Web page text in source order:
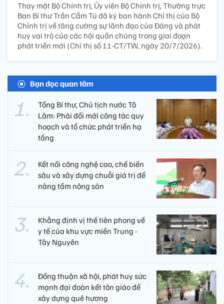
Thay mặt Bộ Chính trị, Ủy viên Bộ Chính trị, Thường trực
Ban Bí thư Trần Cẩm Tú đã ký ban hành Chỉ thị của Bộ
Chính trị về tăng cường sự lãnh đạo của Đảng và phát
huy vai trò của các hội quần chúng trong giai đoạn
phát triển mới (Chỉ thị số 11-CT/TW, ngày 20/7/2026).
Bạn đọc quan tâm
Tổng Bí thư, Chủ tịch nước Tô
Lâm: Phải đổi mới công tác quy
hoạch và tổ chức phát triển hạ
tầng
Kết nối công nghệ cao, chế biến
sâu và xây dựng chuỗi giá trị để
nâng tầm nông sản
Khẳng định vị thế tiên phong về
y tế của khu vực miền Trung -
Tây Nguyên ​
Đồng thuận xã hội, phát huy sức
mạnh đại đoàn kết tôn giáo để
xây dựng quê hương